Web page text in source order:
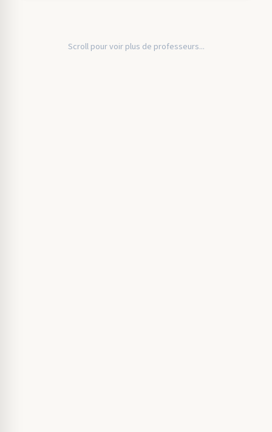
Scroll pour voir plus de professeurs...